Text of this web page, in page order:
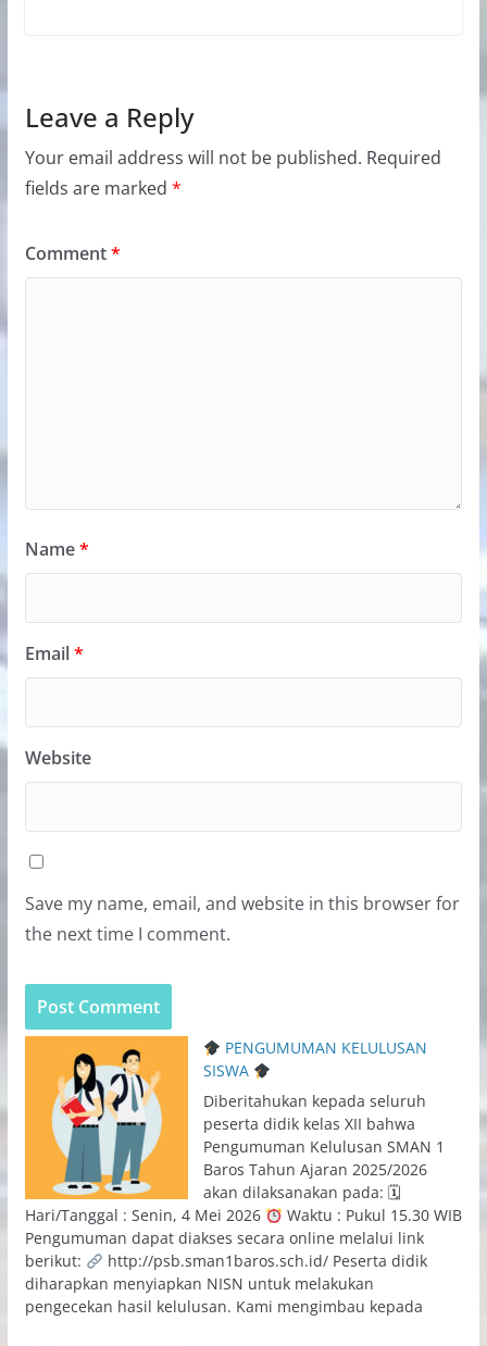
Leave a Reply
Your email address will not be published. Required
fields are marked *
Comment*
Name*
Email*
Website
Save my name, email, and website in this browser for
the next time I comment.
PENGUMUMAN KELULUSAN
SISWA
Diberitahukan kepada seluruh
peserta didik kelas XII bahwa
Pengumuman Kelulusan SMAN 1
Baros Tahun Ajaran 2025/2026
akan dilaksanakan pada: 🗓
Hari/Tanggal : Senin, 4 Mei 2026
Waktu : Pukul 15.30 WIB
Pengumuman dapat diakses secara online melalui link
berikut:
http://psb.sman1baros.sch.id/ Peserta didik
diharapkan menyiapkan NISN untuk melakukan
pengecekan hasil kelulusan. Kami mengimbau kepada